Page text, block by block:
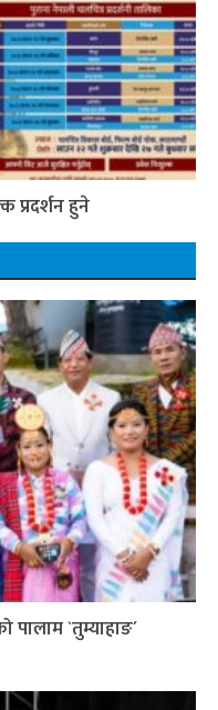
प्रदर्शन हुने
पालाम `तुम्याहाङ´